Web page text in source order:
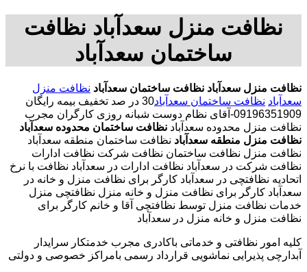
نظافت منزل سعدآباد نظافت
ساختمان سعدآباد
نظافت منزل سعدآباد نظافت ساختمان سعدآباد نظافت منزل
سعدآباد نظافت ساختمان سعدآباد
30 در صد تخفیف بیمه رایگان
09196351909-آقای نظام دوست شبانه روزی کارگران مجرب
نظافت منزل محدوده سعدآباد نظافت ساختمان محدوده سعدآباد
نظافت منزل منطقه سعدآباد نظافت ساختمان منطقه سعدآباد
نظافت منزل نظافت ساختمان نظافت شرکت نظافت ادارات
نظافت شرکت در سعدآباد نظافت ادارات در سعدآباد نظافت با نرخ
اتحادیه نظافتچی در سعدآباد کارگر برای نظافت منزل و خانه در
سعدآباد کارگر برای نظافت منزل و خانه منزل نظافتچی منزل
خدمات نظافت منزل توسط نظافتچی آقا و خانم کارگر برای
نظافت منزل و خانه منزل در سعدآباد
کلیه امور نظافتی و خدماتی باکادری مجرب خدمتکار سرایدار
آبدارچی پذیرایی نماشویی قرارداد رسمی بامراکز خصوصی و دولتی